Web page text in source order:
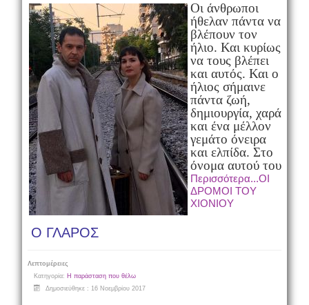
Οι άνθρωποι
ήθελαν πάντα να
βλέπουν τον
ήλιο. Και κυρίως
να τους βλέπει
και αυτός. Και ο
ήλιος σήμαινε
πάντα ζωή,
δημιουργία, χαρά
και ένα μέλλον
γεμάτο όνειρα
και ελπίδα. Στο
όνομα αυτού του
Περισσότερα...ΟΙ
ΔΡΟΜΟΙ ΤΟΥ
ΧΙΟΝΙΟΥ
Ο ΓΛΑΡΟΣ
Λεπτομέρειες
Κατηγορία: Η παράσταση που θέλω
Δημοσιεύθηκε : 16 Νοεμβρίου 2017